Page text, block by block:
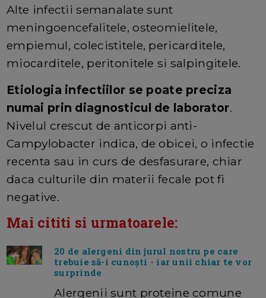
Alte infectii semanalate sunt
meningoencefalitele, osteomielitele,
empiemul, colecistitele, pericarditele,
miocarditele, peritonitele si salpingitele.
Etiologia infectiilor se poate preciza
numai prin diagnosticul de laborator.
Nivelul crescut de anticorpi anti-
Campylobacter indica, de obicei, o infectie
recenta sau in curs de desfasurare, chiar
daca culturile din materii fecale pot fi
negative.
Mai cititi si urmatoarele:
20 de alergeni din jurul nostru pe care
trebuie să-i cunoști - iar unii chiar te vor
surprinde
Alergenii sunt proteine comune